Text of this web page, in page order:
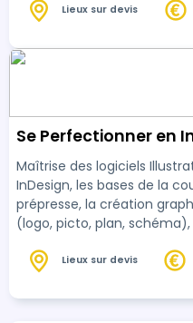
pictogrammes, graphes,...). Obtenir la
Lieux sur devis
Se Perfectionner en
Maîtrise des logiciels
InDesign, les bases de la
prépresse, la création
(logo, picto, plan,
retouche, montage
catalogue). Obtenir la certification TOSA
Lieux sur devis